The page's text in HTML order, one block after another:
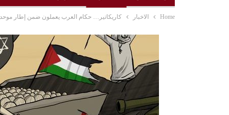
Home الاخبار كاريكاتير… حكام العرب يعملون ضمن إطار موحد